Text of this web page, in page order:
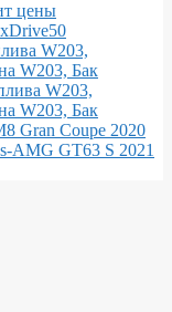
цены
W203,
W203, Бак
W203,
W203, Бак
Gran Coupe 2020
AMG GT63 S 2021